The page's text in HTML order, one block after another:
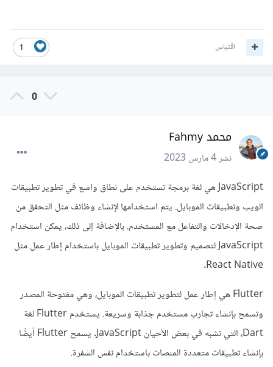
1 اقتباس
0
محمد Fahmy
نشر4 مارس 2023
JavaScript هي لغة برمجة تستخدم على نطاق واسع في تطوير تطبيقات
الويب وتطبيقات الموبايل. يتم استخدامها لإنشاء وظائف مثل التحقق من
صحة الإدخالات والتفاعل مع المستخدم. بالإضافة إلى ذلك، يمكن استخدام
JavaScript لتصميم وتطوير تطبيقات الموبايل باستخدام إطار عمل مثل
React Native.
Flutter هي إطار عمل لتطوير تطبيقات الموبايل، وهي مفتوحة المصدر
وتسمح بإنشاء تجارب مستخدم جذابة وسريعة. يستخدم Flutter لغة
Dart، التي تشبه في بعض الأحيان JavaScript. يسمح Flutter أيضًا
بإنشاء تطبيقات متعددة المنصات باستخدام نفس الشفرة.